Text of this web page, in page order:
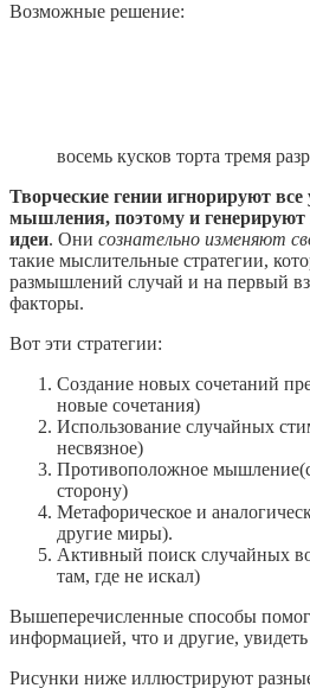
Возможные решение:
восемь кусков торта тремя
Творческие гении игнорируют
мышления, поэтому и генерируют
идеи. Они сознательно изменяют
такие мыслительные стратегии,
размышлений случай и на первый
факторы.
Вот эти стратегии:
Создание новых сочетаний
новые сочетания)
Использование случайных
несвязное)
Противоположное
сторону)
Метафорическое и
другие миры).
Активный поиск случайных
там, где не искал)
Вышеперечисленные способы
информацией, что и другие, увидеть
Рисунки ниже иллюстрируют